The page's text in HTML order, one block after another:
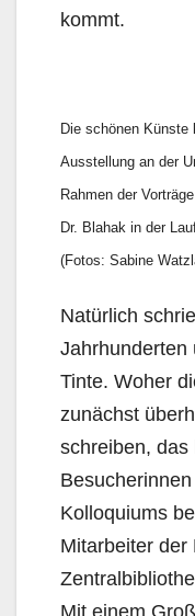
kommt.
Die schönen
Ausstellung an der
Rahmen der
Dr. Blahak in der
(Fotos: Sabine
Natürlich
Jahrhunderten
Tinte. Woher
zunächst
schreiben, das
Kolloquiums
Mitarbeiter der